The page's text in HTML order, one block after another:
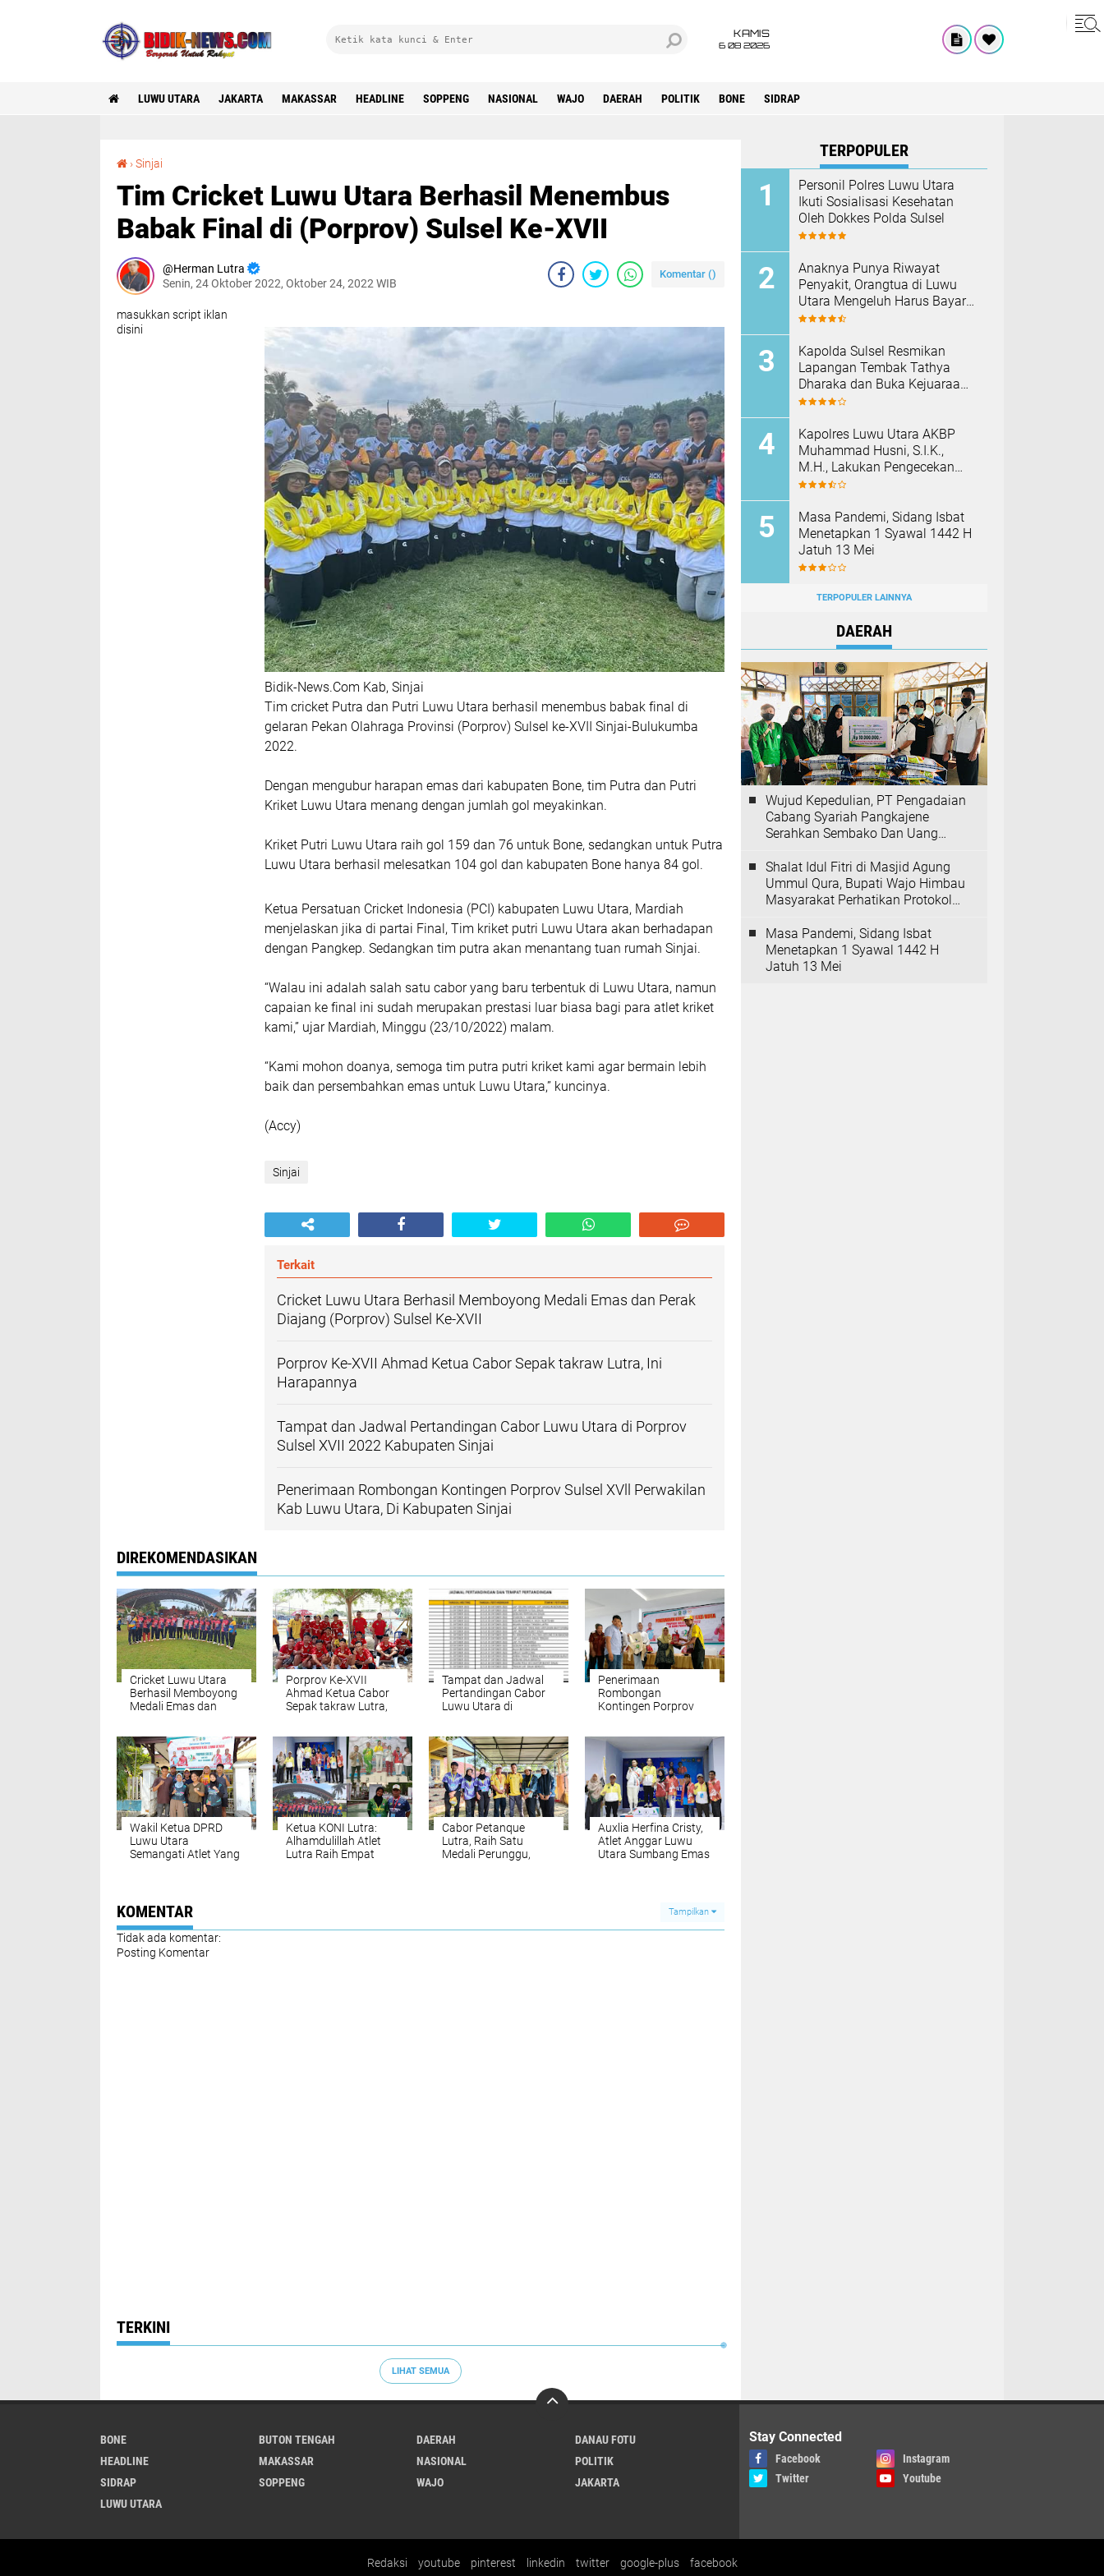
KAMIS
6 08 2026
LUWU UTARA JAKARTA MAKASSAR HEADLINE SOPPENG NASIONAL WAJO DAERAH POLITIK BONE SIDRAP
›Sinjai
Tim Cricket Luwu Utara Berhasil Menembus
Babak Final di (Porprov) Sulsel Ke-XVII
Herman Lutra
Senin, 24 Oktober 2022, Oktober 24, 2022 WIB
Komentar ()
masukkan script iklan
disini
Bidik-News.Com Kab, Sinjai
Tim cricket Putra dan Putri Luwu Utara berhasil menembus babak final di
gelaran Pekan Olahraga Provinsi (Porprov) Sulsel ke-XVII Sinjai-Bulukumba
2022.
Dengan mengubur harapan emas dari kabupaten Bone, tim Putra dan Putri
Kriket Luwu Utara menang dengan jumlah gol meyakinkan.
Kriket Putri Luwu Utara raih gol 159 dan 76 untuk Bone, sedangkan untuk Putra
Luwu Utara berhasil melesatkan 104 gol dan kabupaten Bone hanya 84 gol.
Ketua Persatuan Cricket Indonesia (PCI) kabupaten Luwu Utara, Mardiah
menjelaskan jika di partai Final, Tim kriket putri Luwu Utara akan berhadapan
dengan Pangkep. Sedangkan tim putra akan menantang tuan rumah Sinjai.
“Walau ini adalah salah satu cabor yang baru terbentuk di Luwu Utara, namun
capaian ke final ini sudah merupakan prestasi luar biasa bagi para atlet kriket
kami,” ujar Mardiah, Minggu (23/10/2022) malam.
“Kami mohon doanya, semoga tim putra putri kriket kami agar bermain lebih
baik dan persembahkan emas untuk Luwu Utara,” kuncinya.
(Accy)
Sinjai
Terkait
Cricket Luwu Utara Berhasil Memboyong Medali Emas dan Perak
Diajang (Porprov) Sulsel Ke-XVII
Porprov Ke-XVII Ahmad Ketua Cabor Sepak takraw Lutra, Ini
Harapannya
Tampat dan Jadwal Pertandingan Cabor Luwu Utara di Porprov
Sulsel XVII 2022 Kabupaten Sinjai
Penerimaan Rombongan Kontingen Porprov Sulsel XVll Perwakilan
Kab Luwu Utara, Di Kabupaten Sinjai
DIREKOMENDASIKAN
Cricket Luwu Utara
Berhasil Memboyong
Medali Emas dan
XVII
Porprov Ke-XVII
Ahmad Ketua Cabor
Sepak takraw Lutra,
Tampat dan Jadwal
Pertandingan Cabor
Luwu Utara di
Sinjai
Penerimaan
Rombongan
Kontingen Porprov
Kabupaten Sinjai
Wakil Ketua DPRD
Luwu Utara
Semangati Atlet Yang
Ketua KONI Lutra:
Alhamdulillah Atlet
Lutra Raih Empat
Cabor Petanque
Lutra, Raih Satu
Medali Perunggu,
Auxlia Herfina Cristy,
Atlet Anggar Luwu
Utara Sumbang Emas
KOMENTAR Tampilkan
Tidak ada komentar:
Posting Komentar
TERKINI
LIHAT SEMUA
TERPOPULER
Personil Polres Luwu Utara
Ikuti Sosialisasi Kesehatan
Oleh Dokkes Polda Sulsel
Anaknya Punya Riwayat
Penyakit, Orangtua di Luwu
Utara Mengeluh Harus Bayar
Rp190 Ribu Sebelum di
Kapolda Sulsel Resmikan
Lapangan Tembak Tathya
Dharaka dan Buka Kejuaraan
Menembak Bupati Sidrap Cup
Kapolres Luwu Utara AKBP
Muhammad Husni, S.I.K.,
M.H., Lakukan Pengecekan
Rutan Dan Fasilitas Polres
Masa Pandemi, Sidang Isbat
Menetapkan 1 Syawal 1442 H
Jatuh 13 Mei
TERPOPULER LAINNYA
DAERAH
Wujud Kepedulian, PT Pengadaian
Cabang Syariah Pangkajene
Serahkan Sembako Dan Uang
Rappang
Shalat Idul Fitri di Masjid Agung
Ummul Qura, Bupati Wajo Himbau
Masyarakat Perhatikan Protokol
Masa Pandemi, Sidang Isbat
Menetapkan 1 Syawal 1442 H
Jatuh 13 Mei
BONE BUTON TENGAH DAERAH
DANAU FOTU
HEADLINE
MAKASSAR NASIONAL
POLITIK
SIDRAP
SOPPENG WAJO
JAKARTA
LUWU UTARA
Stay Connected
Facebook
Instagram
Twitter
Youtube
Redaksi youtube pinterest linkedin twitter google-plus facebook